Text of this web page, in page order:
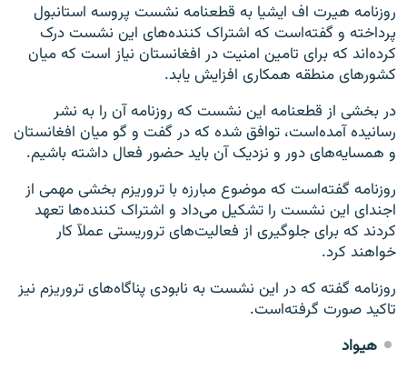
روزنامه هیرت اف ایشیا به قطعنامه نشست پروسه استانبول
پرداخته و گفته‌است که اشتراک کننده‌های این نشست درک
کرده‌اند که برای تامین امنیت در افغانستان نیاز است که میان
کشورهای منطقه همکاری افزایش یابد.
در بخشی از قطعنامه این نشست که روزنامه آن را به نشر
رسانیده آمده‌است، توافق شده که در گفت و گو میان افغانستان
و همسایه‌های دور و نزدیک آن باید حضور فعال داشته باشیم.
روزنامه گفته‌است که موضوع مبارزه با تروریزم بخشی مهمی از
اجندای این نشست را تشکیل می‌داد و اشتراک کننده‌ها تعهد
کردند که برای جلوگیری از فعالیت‌های تروریستی عملآ کار
خواهند کرد.
روزنامه گفته که در این نشست به نابودی پناگاه‌های تروریزم نیز
تاکید صورت گرفته‌است.
هیواد